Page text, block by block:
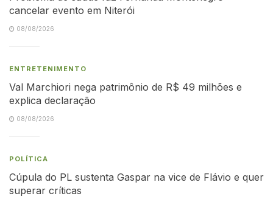
cancelar evento em Niterói
08/08/2026
ENTRETENIMENTO
Val Marchiori nega patrimônio de R$ 49 milhões e
explica declaração
08/08/2026
POLÍTICA
Cúpula do PL sustenta Gaspar na vice de Flávio e quer
superar críticas